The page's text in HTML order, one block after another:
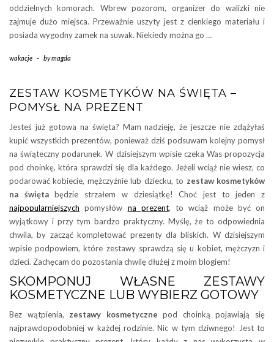
oddzielnych komorach. Wbrew pozorom, organizer do walizki nie
zajmuje dużo miejsca. Przeważnie uszyty jest z cienkiego materiału i
posiada wygodny zamek na suwak. Niekiedy można go …
wakacje - bymagda
ZESTAW KOSMETYKÓW NA ŚWIĘTA –
POMYSŁ NA PREZENT
Jesteś już gotowa na święta? Mam nadzieję, że jeszcze nie zdążyłaś
kupić wszystkich prezentów, ponieważ dziś podsuwam kolejny pomysł
na świąteczny podarunek. W dzisiejszym wpisie czeka Was propozycja
pod choinkę, która sprawdzi się dla każdego. Jeżeli wciąż nie wiesz, co
podarować kobiecie, mężczyźnie lub dziecku, to zestaw kosmetyków
na świętabędzie strzałem w dziesiątkę! Choć jest to jeden z
najpopularniejszych pomysłów na prezent, to wciąż może być on
wyjątkowy i przy tym bardzo praktyczny. Myślę, że to odpowiednia
chwila, by zacząć kompletować prezenty dla bliskich. W dzisiejszym
wpisie podpowiem, które zestawy sprawdzą się u kobiet, mężczyzn i
dzieci. Zachęcam do pozostania chwilę dłużej z moim blogiem!
SKOMPONUJ WŁASNE ZESTAWY
KOSMETYCZNE LUB WYBIERZ GOTOWY
Bez wątpienia, zestawy kosmetyczne pod choinką pojawiają się
najprawdopodobniej w każdej rodzinie. Nic w tym dziwnego! Jest to